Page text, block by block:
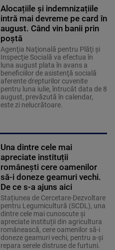
Alocațiile și indemnizațiile
intră mai devreme pe card în
august. Când vin banii prin
poștă
Agenţia Naţională pentru Plăţi şi
Inspecţie Socială va efectua în
luna august plata în avans a
beneficiilor de asistenţă socială
aferente drepturilor cuvenite
pentru luna iulie, întrucât data de 8
august, prevăzută în calendar,
este zi nelucrătoare.
Una dintre cele mai
apreciate instituții
românești cere oamenilor
să-i doneze geamuri vechi.
De ce s-a ajuns aici
Stațiunea de Cercetare-Dezvoltare
pentru Legumicultură (SCDL), una
dintre cele mai cunoscute și
apreciate instituții din agricultura
românească, cere oamenilor să-i
doneze geamuri vechi, pentru a-și
repara serele distruse de furtuni.